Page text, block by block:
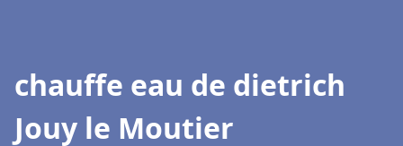
chauffe eau de dietrich
Jouy le Moutier